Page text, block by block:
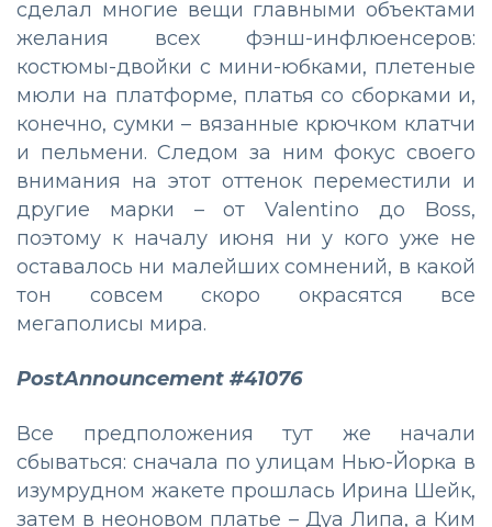
сделал многие вещи главными объектами
желания всех фэнш-инфлюенсеров:
костюмы-двойки с мини-юбками, плетеные
мюли на платформе, платья со сборками и,
конечно, сумки – вязанные крючком клатчи
и пельмени. Следом за ним фокус своего
внимания на этот оттенок переместили и
другие марки – от Valentino до Boss,
поэтому к началу июня ни у кого уже не
оставалось ни малейших сомнений, в какой
тон совсем скоро окрасятся все
мегаполисы мира.
PostAnnouncement #41076
Все предположения тут же начали
сбываться: сначала по улицам Нью-Йорка в
изумрудном жакете прошлась Ирина Шейк,
затем в неоновом платье – Дуа Липа, а Ким